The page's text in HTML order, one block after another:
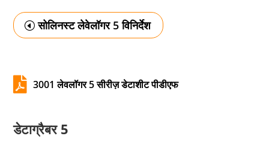
सोलिनस्ट लेवेलॉगर 5 विनिर्देश
 3001 लेवलॉगर 5 सीरीज़ डेटाशीट पीडीएफ
डेटाग्रैबर 5